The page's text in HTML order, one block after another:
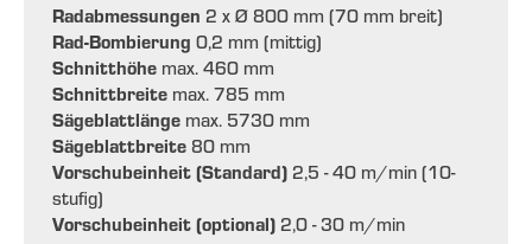
Radabmessungen 2 x Ø 800 mm (70 mm breit)
Rad-Bombierung 0,2 mm (mittig)
Schnitthöhe max. 460 mm
Schnittbreite max. 785 mm
Sägeblattlänge max. 5730 mm
Sägeblattbreite 80 mm
Vorschubeinheit (Standard) 2,5 - 40 m/min (10-
stufig)
Vorschubeinheit (optional) 2,0 - 30 m/min